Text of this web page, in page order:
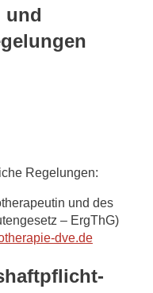
und
Regelungen:
und des
– ErgThG)
dve.de